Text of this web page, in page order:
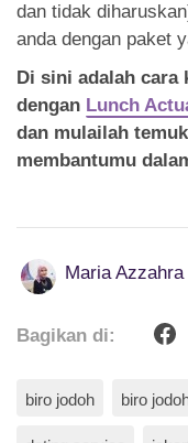
dan tidak
anda dengan paket
Di sini adalah cara
dengan Lunch
dan mulailah
membantumu
Maria Azzahra
Bagikan di:
biro jodoh biro